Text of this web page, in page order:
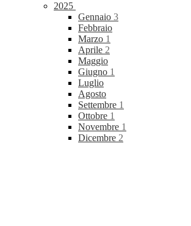
2025
Gennaio 3
Febbraio
Marzo 1
Aprile 2
Maggio
Giugno 1
Luglio
Agosto
Settembre 1
Ottobre 1
Novembre 1
Dicembre 2